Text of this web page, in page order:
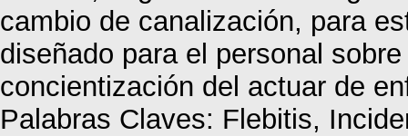
cambio de canalización, para
diseñado para el personal
concientización del actuar de
Palabras Claves: Flebitis,